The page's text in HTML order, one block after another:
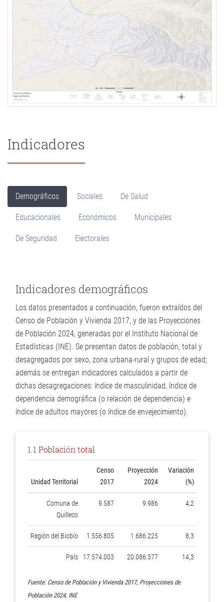
Indicadores
Demográficos Sociales De Salud
Educacionales Económicos Municipales
De Seguridad Electorales
Indicadores demográficos
Los datos presentados a continuación, fueron extraídos del
Censo de Población y Vivienda 2017, y de las Proyecciones
de Población 2024, generadas por el Instituto Nacional de
Estadísticas (INE). Se presentan datos de población, total y
desagregados por sexo, zona urbana-rural y grupos de edad;
además se entregan indicadores calculados a partir de
dichas desagregaciones: índice de masculinidad, índice de
dependencia demográfica (o relación de dependencia) e
índice de adultos mayores (o índice de envejecimiento).
1.1 Población total
Unidad Territorial
Censo
2017
Proyección
2024
Variación
(%)
Comuna de
Quilleco
9.587 9.986 4,2
Región del Biobío 1.556.805 1.686.225 8,3
País 17.574.003 20.086.377 14,3
Fuente: Censo de Población y Vivienda 2017, Proyecciones de
Población 2024, INE